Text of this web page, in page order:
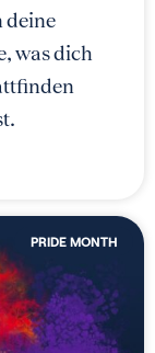
deine
was dich
PRIDE MONTH